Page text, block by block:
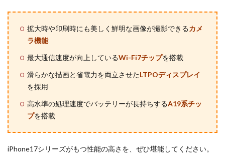
拡大時や印刷時にも美しく鮮明な画像が撮影できるカメ
ラ機能
最大通信速度が向上しているWi-Fi7チップを搭載
滑らかな描画と省電力を両立させたLTPOディスプレイ
を採用
高水準の処理速度でバッテリーが長持ちするA19系チッ
プを搭載
iPhone17シリーズがもつ性能の高さを、ぜひ堪能してください。